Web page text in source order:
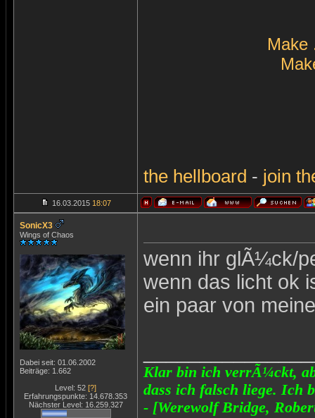
Make
the hellboard - join
16.03.2015 18:07
SonicX3
Wings of Chaos
Dabei seit: 01.06.2002
Beiträge: 1.662
Level: 52 [?]
Erfahrungspunkte: 14.678.353
Nächster Level: 16.259.327
wenn ihr glÃ¼ck/
wenn das licht ok
ein paar von
Klar bin ich verrÃ¼ckt,
dass ich falsch liege. Ich
- [Werewolf Bridge,